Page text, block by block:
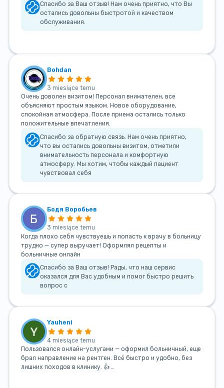
Спасибо за Ваш отзыв! Нам очень приятно, что Вы
остались довольны быстротой и качеством
обслуживания.
Bohdan
3 miesiące temu
Очень доволен визитом! Персонал внимателен, все
объясняют простым языком. Новое оборудование,
спокойная атмосфера. После приема остались только
положительные впечатления.
Спасибо за обратную связь. Нам очень приятно,
что вы остались довольны визитом, отметили
внимательность персонала и комфортную
атмосферу. Мы хотим, чтобы каждый пациент
чувствовал себя
Бодя Воробьев
3 miesiące temu
Когда плохо себя чувствуешь и попасть к врачу в больницу
трудно — супер выручает! Оформлял рецепты и
больничные онлайн
Спасибо за Ваш отзыв! Рады, что наш сервис
оказался для Вас удобным и помог быстро решить
вопрос с
Yauheni
4 miesiące temu
Пользовался онлайн-услугами — оформил больничный, еще
брал направление на рентген. Всё быстро и удобно, без
лишних походов в клинику. 👍 …